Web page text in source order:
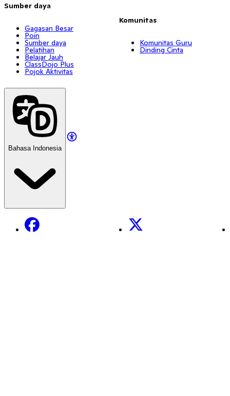
Sumber daya
Gagasan Besar
Poin
Sumber daya
Pelatihan
Belajar Jauh
ClassDojo Plus
Pojok Aktivitas
Komunitas
Komunitas Guru
Dinding Cinta
Bahasa Indonesia
Facebook X